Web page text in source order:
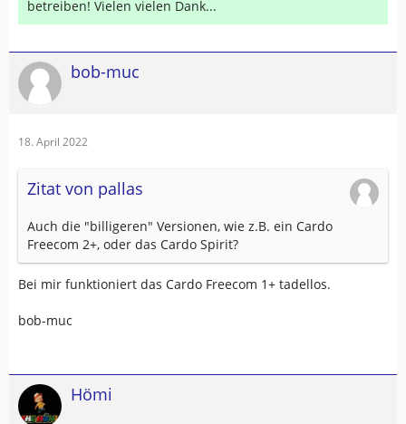
betreiben! Vielen vielen Dank...
bob-muc
18. April 2022
Zitat von pallas
Auch die "billigeren" Versionen, wie z.B. ein Cardo
Freecom 2+, oder das Cardo Spirit?
Bei mir funktioniert das Cardo Freecom 1+ tadellos.
bob-muc
Hömi